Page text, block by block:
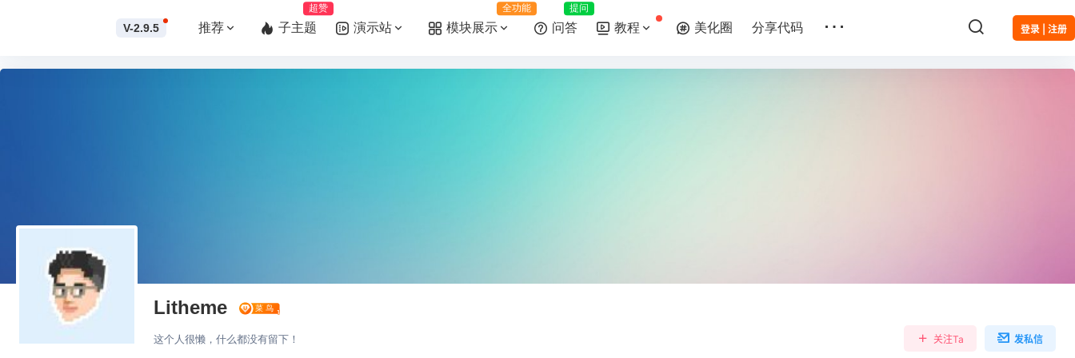
V-2.9.5 登录 | 注册
推荐 子主题
超赞
演示站 模块展示
全功能
问答
提问
教程 美化圈 分享代码 …
Litheme
这个人很懒，什么都没有留下！ 关注Ta 发私信